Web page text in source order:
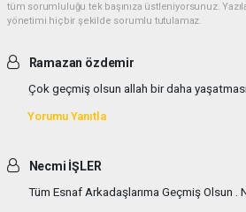
tüm sorumluluğu tek başınıza üstleniyorsunuz.
yönetimi hiçbir şekilde sorumlu tutulamaz.
Ramazan özdemir
Çok geçmiş olsun allah bir daha
Yorumu Yanıtla
Necmi İŞLER
Tüm Esnaf Arkadaşlarıma Geçmiş Olsun .